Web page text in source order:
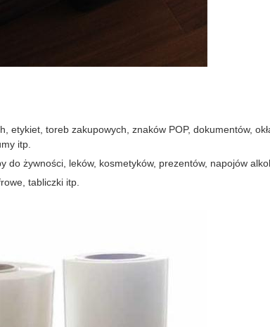
etykiet, toreb zakupowych, znaków POP, dokumentów,
itp.
do żywności, leków, kosmetyków, prezentów, napojów
tabliczki itp.